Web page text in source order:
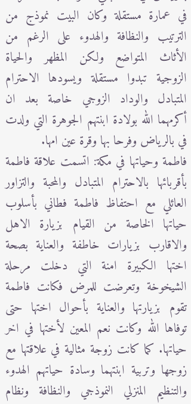
في عمارة مستقلة وكان البيت نموذج من
الترتيب والنظافة والهدوء على الرغم من
الأثاث المتواضع ولكن المظهر والحياة
الزوجية تبدوا مستقلة ويسودها الاحترام
المتبادل والوداد الزوجي خاصة بعد ان
أكرمهما الله بولادة ابنتهم الجوهرة التي ولدت
في بالرياض وفرحا بها وقرة عين امها.
فاطمة وحياتها في مكة: اتسمت علاقة فاطمة
بأقربائها بالاحترام المتبادل والمحبة والتزاور
العائلي مع احتفاظ فاطمة فطاني بأسلوب
حياتها الخاصة من القيام بزيارة الاهل
والاقارب بزيارات خاطفة والعناية بصحة
اختها الكبيرة امنة التي دخلت مرحلة
الشيخوخة وتعرضت للمرض فكانت فاطمة
تقوم بزيارتها والعناية بأحوال اختها حتى
توفاها الله وكانت نعم المعين لأختها في اخر
حياتها. كما كانت زوجة مثالية في علاقتها مع
زوجها وتربية ابنتهما وسادة حياتهم الهدوء
والتنظيم المنزلي النموذجي والنظافة ونظام